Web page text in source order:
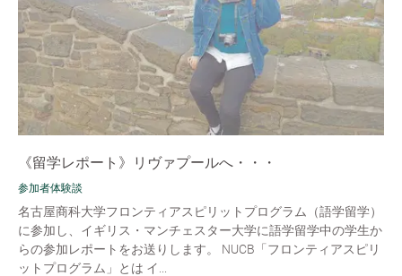
《留学レポート》リヴァプールへ・・・
参加者体験談
名古屋商科大学フロンティアスピリットプログラム（語学留学）
に参加し、イギリス・マンチェスター大学に語学留学中の学生か
らの参加レポートをお送りします。 NUCB「フロンティアスピリ
ットプログラム」とは イ...